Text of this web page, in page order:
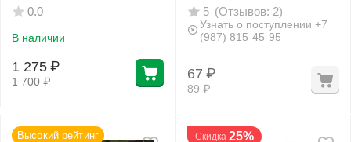
комплекте 55% 4х6м
0.0
В наличии
1 700 ₽
1 275 ₽
(Отзывов: 2)
5
Узнать о поступлении +7
(987) 815-45-95
89 ₽
67 ₽
Высокий рейтинг Скидка 25%